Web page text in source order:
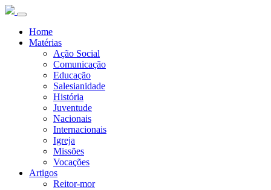
Home
Matérias
Ação Social
Comunicação
Educação
Salesianidade
História
Juventude
Nacionais
Internacionais
Igreja
Missões
Vocações
Artigos
Reitor-mor